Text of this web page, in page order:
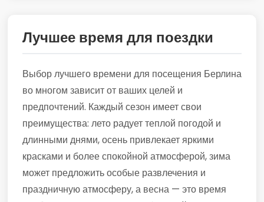
Лучшее время для поездки
Выбор лучшего времени для посещения Берлина
во многом зависит от ваших целей и
предпочтений. Каждый сезон имеет свои
преимущества: лето радует теплой погодой и
длинными днями, осень привлекает яркими
красками и более спокойной атмосферой, зима
может предложить особые развлечения и
праздничную атмосферу, а весна — это время